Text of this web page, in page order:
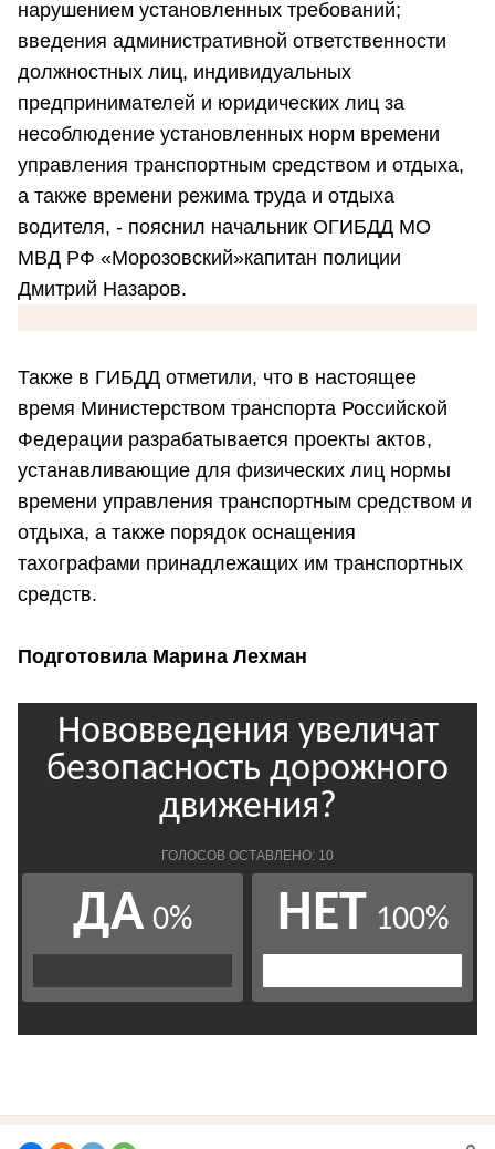
нарушением установленных требований;
введения административной ответственности
должностных лиц, индивидуальных
предпринимателей и юридических лиц за
несоблюдение установленных норм времени
управления транспортным средством и отдыха,
а также времени режима труда и отдыха
водителя, - пояснил начальник ОГИБДД МО
МВД РФ «Морозовский»капитан полиции
Дмитрий Назаров.
Также в ГИБДД отметили, что в настоящее
время Министерством транспорта Российской
Федерации разрабатывается проекты актов,
устанавливающие для физических лиц нормы
времени управления транспортным средством и
отдыха, а также порядок оснащения
тахографами принадлежащих им транспортных
средств.
Подготовила Марина Лехман